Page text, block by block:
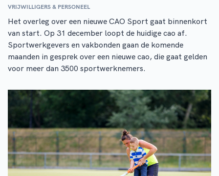
VRIJWILLIGERS & PERSONEEL
Het overleg over een nieuwe CAO Sport gaat binnenkort
van start. Op 31 december loopt de huidige cao af.
Sportwerkgevers en vakbonden gaan de komende
maanden in gesprek over een nieuwe cao, die gaat gelden
voor meer dan 3500 sportwerknemers.